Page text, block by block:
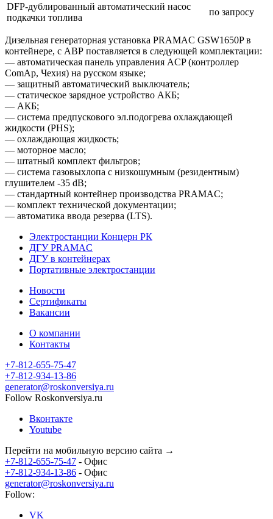
DFP-дублированный автоматический насос
подкачки топлива
по запросу
Дизельная генераторная установка PRAMAC GSW1650P в
контейнере, с АВР поставляется в следующей комплектации:
— автоматическая панель управления ACP (контроллер
ComAp, Чехия) на русском языке;
— защитный автоматический выключатель;
— статическое зарядное устройство АКБ;
— АКБ;
— система предпускового эл.подогрева охлаждающей
жидкости (PHS);
— охлаждающая жидкость;
— моторное масло;
— штатный комплект фильтров;
— система газовыхлопа с низкошумным (резидентным)
глушителем -35 dB;
— стандартный контейнер производства PRAMAC;
— комплект технической документации;
— автоматика ввода резерва (LTS).
Электростанции Концерн РК
ДГУ PRAMAC
ДГУ в контейнерах
Портативные электростанции
Новости
Сертификаты
Вакансии
О компании
Контакты
+7-812-655-75-47
+7-812-934-13-86
generator@roskonversiya.ru
Follow Roskonversiya.ru
Вконтакте
Youtube
Перейти на мобильную версию сайта →
+7-812-655-75-47 - Офис
+7-812-934-13-86 - Офис
generator@roskonversiya.ru
Follow:
VK